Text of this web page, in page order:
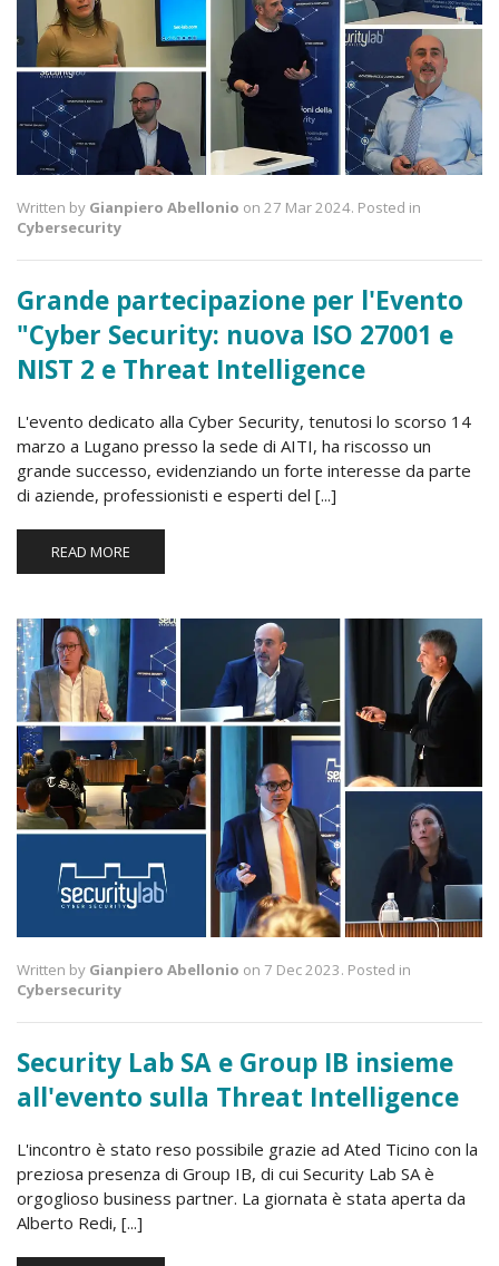
Written by Gianpiero Abellonio on 27 Mar 2024. Posted in
Cybersecurity
Grande partecipazione per l'Evento
"Cyber Security: nuova ISO 27001 e
NIST 2 e Threat Intelligence
L'evento dedicato alla Cyber Security, tenutosi lo scorso 14
marzo a Lugano presso la sede di AITI, ha riscosso un
grande successo, evidenziando un forte interesse da parte
di aziende, professionisti e esperti del [...]
READ MORE
Written by Gianpiero Abellonio on 7 Dec 2023. Posted in
Cybersecurity
Security Lab SA e Group IB insieme
all'evento sulla Threat Intelligence
L'incontro è stato reso possibile grazie ad Ated Ticino con la
preziosa presenza di Group IB, di cui Security Lab SA è
orgoglioso business partner. La giornata è stata aperta da
Alberto Redi, [...]